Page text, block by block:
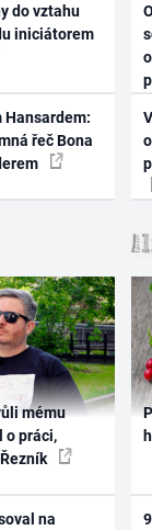
do vztahu
iniciátorem
Hansardem:
řeč Bona
mému
o práci,
na